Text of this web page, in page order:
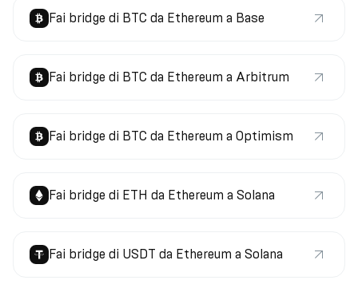
Fai bridge di BTC da Ethereum a Base
Fai bridge di BTC da Ethereum a Arbitrum
Fai bridge di BTC da Ethereum a Optimism
Fai bridge di ETH da Ethereum a Solana
Fai bridge di USDT da Ethereum a Solana